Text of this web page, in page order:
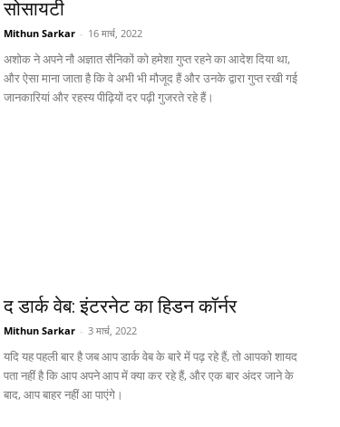
सोसायटी
Mithun Sarkar - 16 मार्च, 2022
अशोक ने अपने नौ अज्ञात सैनिकों को हमेशा गुप्त रहने का आदेश दिया था,
और ऐसा माना जाता है कि वे अभी भी मौजूद हैं और उनके द्वारा गुप्त रखी गई
जानकारियां और रहस्य पीढ़ियों दर पढ़ी गुजरते रहे हैं।
द डार्क वेब: इंटरनेट का हिडन कॉर्नर
Mithun Sarkar - 3 मार्च, 2022
यदि यह पहली बार है जब आप डार्क वेब के बारे में पढ़ रहे हैं, तो आपको शायद
पता नहीं है कि आप अपने आप में क्या कर रहे हैं, और एक बार अंदर जाने के
बाद, आप बाहर नहीं आ पाएंगे।